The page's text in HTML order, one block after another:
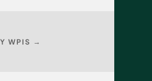
WPIS →